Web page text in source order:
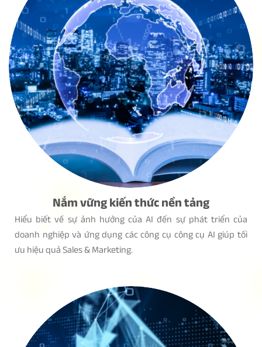
Nắm vững kiến thức nền tảng
Hiểu biết về sự ảnh hưởng của AI đến sự phát triển của
doanh nghiệp và ứng dụng các công cụ công cụ AI giúp tối
ưu hiệu quả Sales & Marketing.